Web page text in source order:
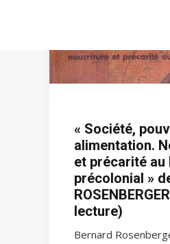
« Société,
alimentation.
et précarité au
précolonial »
lecture)
Bernard